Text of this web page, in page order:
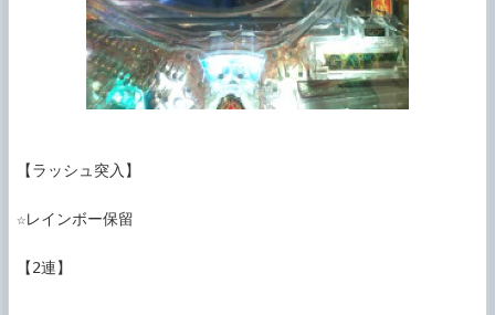
【ラッシュ突入】
☆レインボー保留
【2連】